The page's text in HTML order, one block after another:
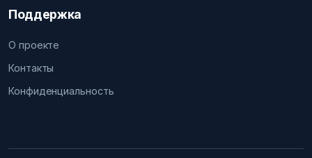
Поддержка
О проекте
Контакты
Конфиденциальность